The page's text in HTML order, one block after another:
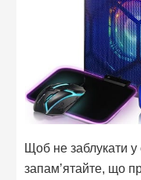
Щоб не заблукати у
запам’ятайте, що